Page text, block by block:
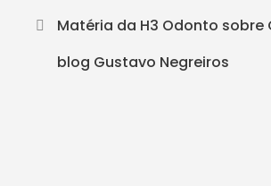
Matéria da H3 Odonto sobre
blog Gustavo Negreiros